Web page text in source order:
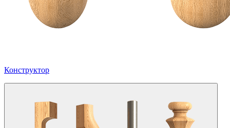
Конструктор